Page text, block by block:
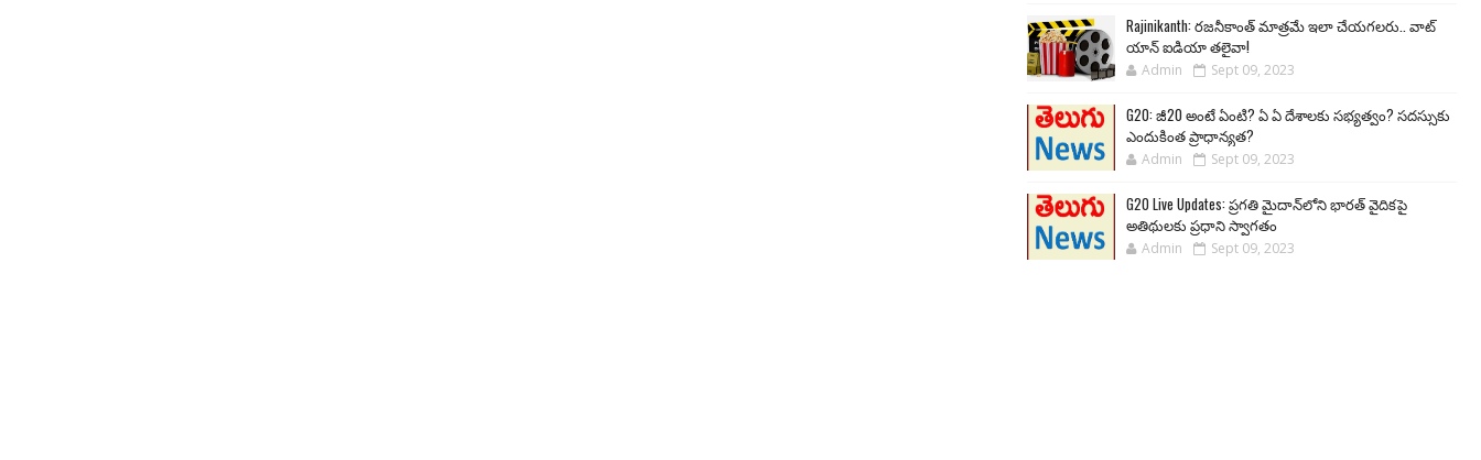
Rajinikanth: రజనీకాంత్ మాత్రమే ఇలా చేయగలరు.. వాట్
యాన్ ఐడియా తలైవా!
Admin Sept 09, 2023
G20: జీ20 అంటే ఏంటి? ఏ ఏ దేశాలకు సభ్యత్వం? సదస్సుకు
ఎందుకింత ప్రాధాన్యత?
Admin Sept 09, 2023
G20 Live Updates: ప్రగతి మైదాన్‌లోని భారత్ వైదికపై
అతిథులకు ప్రధాని స్వాగతం
Admin Sept 09, 2023